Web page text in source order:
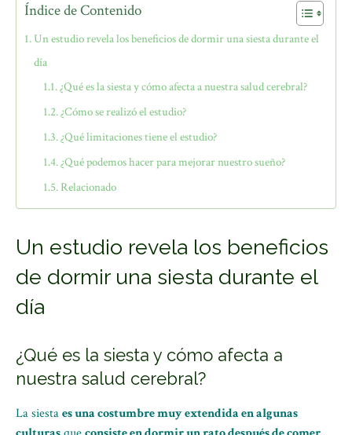
Índice de Contenido
Un estudio revela los beneficios de dormir una siesta durante el
día
¿Qué es la siesta y cómo afecta a nuestra salud cerebral?
¿Cómo se realizó el estudio?
¿Qué limitaciones tiene el estudio?
¿Qué podemos hacer para mejorar nuestro sueño?
Relacionado
Un estudio revela los beneficios
de dormir una siesta durante el
día
¿Qué es la siesta y cómo afecta a
nuestra salud cerebral?
La siestaes una costumbre muy extendida en algunas